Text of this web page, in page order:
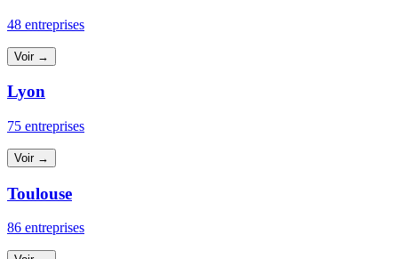
48 entreprises
Voir →
Lyon
75 entreprises
Voir →
Toulouse
86 entreprises